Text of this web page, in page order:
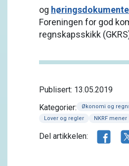
og
Foreningen for god
regnskapsskikk
Publisert: 13.05.2019
Kategorier:
Økonomi og
Lover og regler
NKRF mener
Del artikkelen: